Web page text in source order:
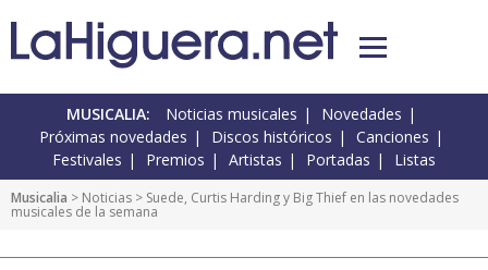
MUSICALIA: Noticias musicales
Novedades
Próximas novedades
Discos históricos
Canciones
Festivales
Premios Artistas Portadas Listas
Musicalia > Noticias > Suede, Curtis Harding y Big Thief en las novedades
musicales de la semana